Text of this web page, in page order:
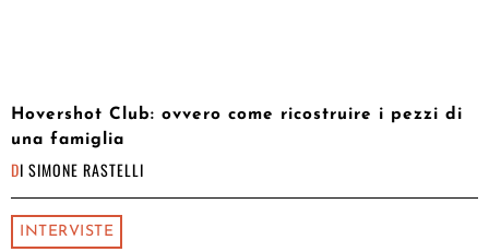
Hovershot Club: ovvero come ricostruire i pezzi di
una famiglia
DI SIMONE RASTELLI
INTERVISTE